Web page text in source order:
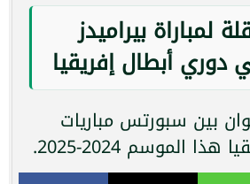
لمباراة بيراميدز
دوري أبطال إفريقيا
بين سبورتس مباريات
الموسم 2024-2025.